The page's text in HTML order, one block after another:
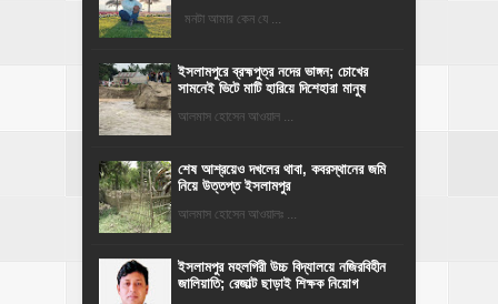
মনটা আমার কেন যে ...
ইসলামপুরে ব্রহ্মপুত্র নদের ভাঙ্গন; চোখের
সামনেই ভিটে মাটি হারিয়ে দিশেহারা মানুষ
আলমাস হোসেন আওয়াল ...
শেষ আশ্রয়েও দখলের থাবা, কবরস্থানের জমি
নিয়ে উত্তপ্ত ইসলামপুর
আলমাস হোসেন আওয়ালঃ ...
​ইসলামপুর মহলগিরী উচ্চ বিদ্যালয়ে নজিরবিহীন
জালিয়াতি; রেজাল্ট ছাড়াই শিক্ষক নিয়োগ